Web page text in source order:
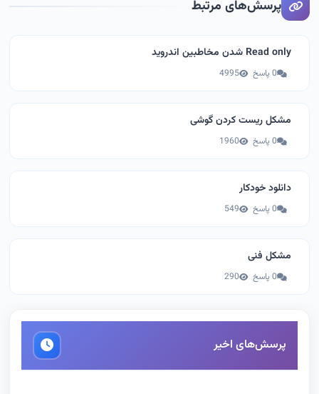
پرسش‌های مرتبط
Read only شدن مخاطبین اندروید
0 پاسخ 4995
مشکل ریست کردن گوشی
0 پاسخ 1960
دانلود خودکار
0 پاسخ 549
مشکل فنی
0 پاسخ 290
پرسش‌های اخیر